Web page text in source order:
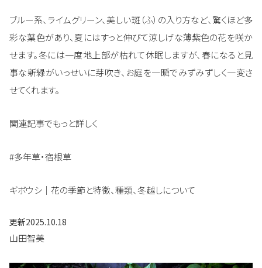
ブルー系、ライムグリーン、美しい斑（ふ）の入り方など、驚くほど多
彩な葉色があり、夏にはすっと伸びて涼しげな薄紫色の花を咲か
せます。冬には一度地上部が枯れて休眠しますが、春になると見
事な新緑がいっせいに芽吹き、お庭を一瞬でみずみずしく一変さ
せてくれます。
関連記事でもっと詳しく
#多年草・宿根草
ギボウシ｜花の季節と特徴、種類、冬越しについて
更新2025.10.18
山田智美